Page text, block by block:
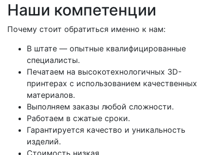
Наши компетенции
Почему стоит обратиться именно к нам:
В штате — опытные квалифицированные
специалисты.
Печатаем на высокотехнологичных 3D-
принтерах с использованием качественных
материалов.
Выполняем заказы любой сложности.
Работаем в сжатые сроки.
Гарантируется качество и уникальность
изделий.